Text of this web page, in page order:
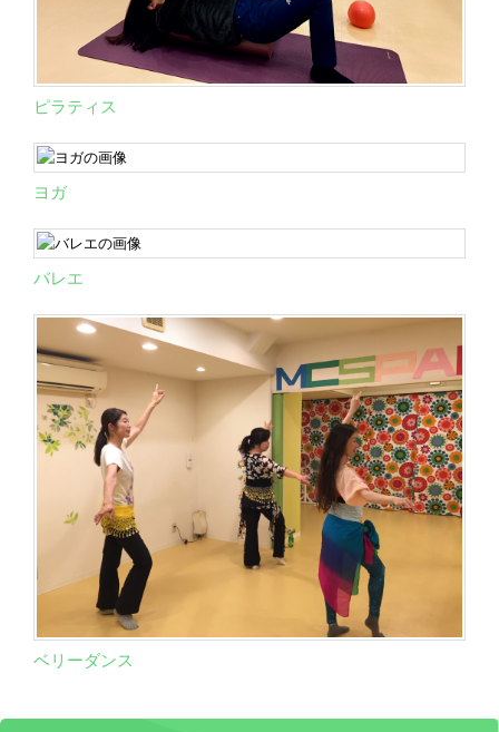
ピラティス
ヨガ
バレエ
ベリーダンス